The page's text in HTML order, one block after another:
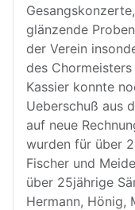
glänzende
der Verein
des
Kassier konnte
Ueberschuß aus
auf neue
wurden für über
Fischer und
über 25jährige
Hermann, Hönig,